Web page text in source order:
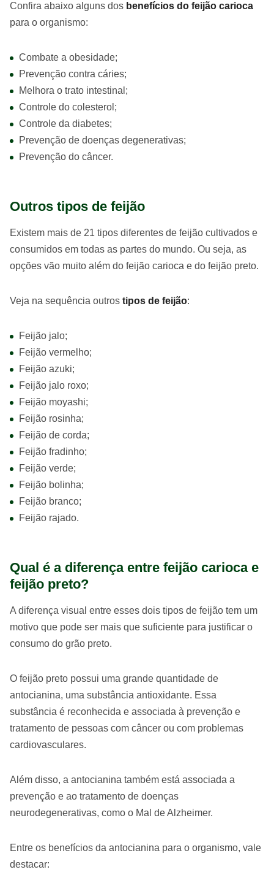
Confira abaixo alguns dos benefícios do feijão carioca
para o organismo:
Combate a obesidade;
Prevenção contra cáries;
Melhora o trato intestinal;
Controle do colesterol;
Controle da diabetes;
Prevenção de doenças degenerativas;
Prevenção do câncer.
Outros tipos de feijão
Existem mais de 21 tipos diferentes de feijão cultivados e
consumidos em todas as partes do mundo. Ou seja, as
opções vão muito além do feijão carioca e do feijão preto.
Veja na sequência outros tipos de feijão:
Feijão jalo;
Feijão vermelho;
Feijão azuki;
Feijão jalo roxo;
Feijão moyashi;
Feijão rosinha;
Feijão de corda;
Feijão fradinho;
Feijão verde;
Feijão bolinha;
Feijão branco;
Feijão rajado.
Qual é a diferença entre feijão carioca e
feijão preto?
A diferença visual entre esses dois tipos de feijão tem um
motivo que pode ser mais que suficiente para justificar o
consumo do grão preto.
O feijão preto possui uma grande quantidade de
antocianina, uma substância antioxidante. Essa
substância é reconhecida e associada à prevenção e
tratamento de pessoas com câncer ou com problemas
cardiovasculares.
Além disso, a antocianina também está associada a
prevenção e ao tratamento de doenças
neurodegenerativas, como o Mal de Alzheimer.
Entre os benefícios da antocianina para o organismo, vale
destacar: